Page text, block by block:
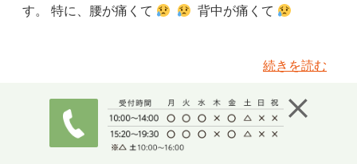
す。 特に、腰が痛くて
背中が痛くて
続きを読む
シンスプリント